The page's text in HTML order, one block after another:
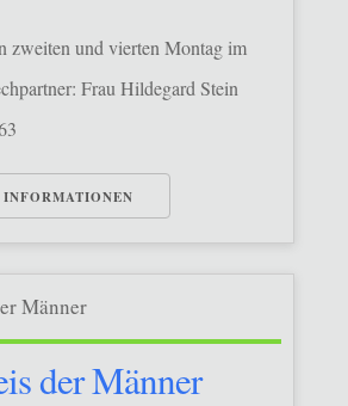
zweiten und vierten Montag im
Frau Hildegard Stein
der Männer